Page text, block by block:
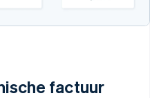
factuur